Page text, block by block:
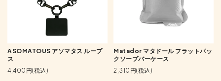
ASOMATOUS アソマタス ループ
ス
4,400円(税込)
Matador マタドール フラットパッ
クソープバーケース
2,310円(税込)